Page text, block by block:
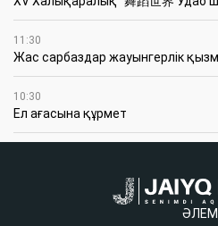
11:30
Жас сарбаздар жауынгерлік
10:30
Ел ағасына құрмет
ӘЛЕМ